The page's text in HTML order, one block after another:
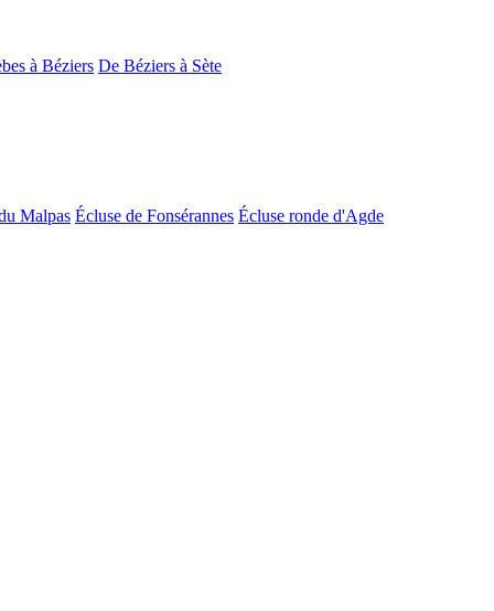
à Béziers De Béziers à Sète
Malpas Écluse de Fonsérannes Écluse ronde d'Agde